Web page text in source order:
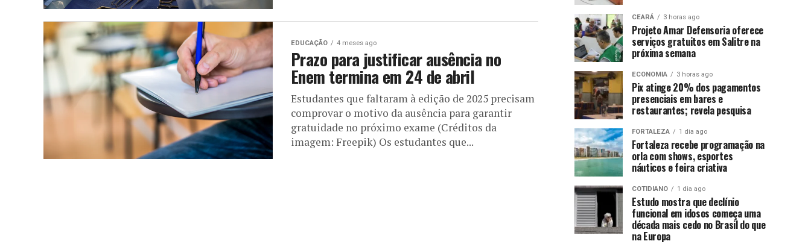
EDUCAÇÃO 4 meses ago
Prazo para justificar ausência no
Enem termina em 24 de abril
Estudantes que faltaram à edição de 2025 precisam
comprovar o motivo da ausência para garantir
gratuidade no próximo exame (Créditos da
imagem: Freepik) Os estudantes que...
CEARÁ 3 horas ago
Projeto Amar Defensoria oferece
serviços gratuitos em Salitre na
próxima semana
ECONOMIA 3 horas ago
Pix atinge 20% dos pagamentos
presenciais em bares e
restaurantes; revela pesquisa
FORTALEZA 1 dia ago
Fortaleza recebe programação na
orla com shows, esportes
náuticos e feira criativa
COTIDIANO 1 dia ago
Estudo mostra que declínio
funcional em idosos começa uma
década mais cedo no Brasil do que
na Europa